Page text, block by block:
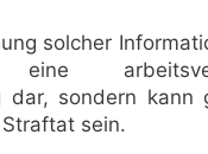
solcher
dar, sondern kann
sein.